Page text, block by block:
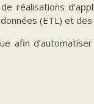
réalisations
(ETL) et des
afin